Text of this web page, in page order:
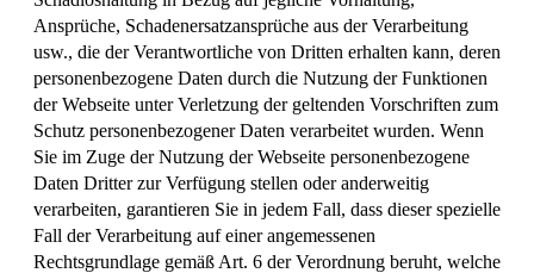
Ansprüche, Schadenersatzansprüche aus der Verarbeitung
usw., die der Verantwortliche von Dritten erhalten kann, deren
personenbezogene Daten durch die Nutzung der Funktionen
der Webseite unter Verletzung der geltenden Vorschriften zum
Schutz personenbezogener Daten verarbeitet wurden. Wenn
Sie im Zuge der Nutzung der Webseite personenbezogene
Daten Dritter zur Verfügung stellen oder anderweitig
verarbeiten, garantieren Sie in jedem Fall, dass dieser spezielle
Fall der Verarbeitung auf einer angemessenen
Rechtsgrundlage gemäß Art. 6 der Verordnung beruht, welche